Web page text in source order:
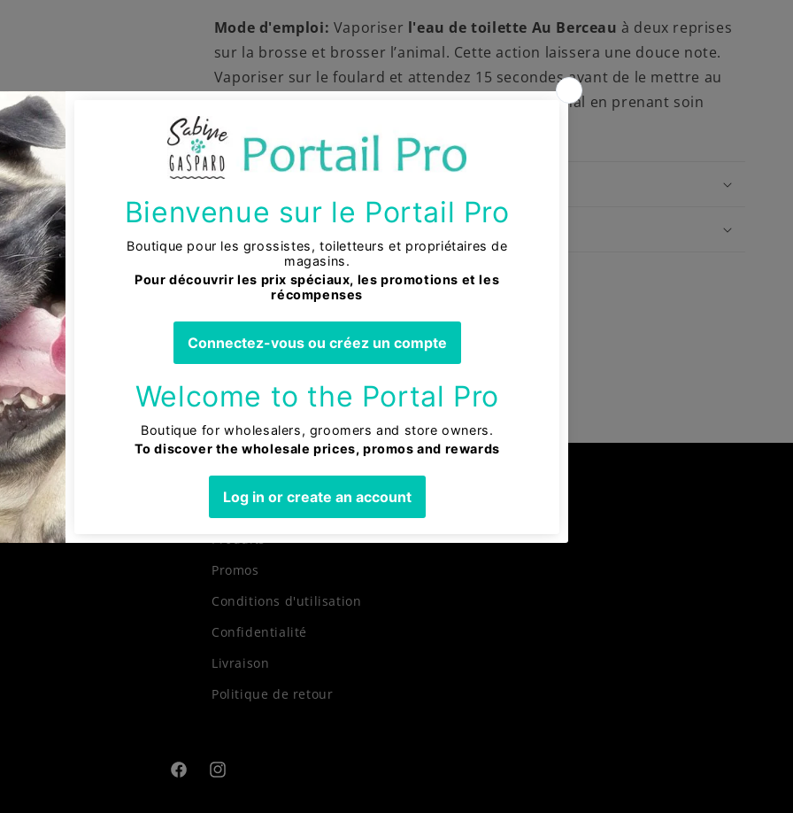
Mode d'emploi: Vaporiser l'eau de toilette Au Berceau à deux reprises
sur la brosse et brosser l’animal. Cette action laissera une douce note.
Vaporiser sur le foulard et attendez 15 secondes avant de le mettre au
cou de l’animal. Vaporiser délicatement sur l’animal en prenant soin
d’éviter la zone des yeux et du nez.
Ingrédients
Share
Accueil
Produits
Promos
Conditions d'utilisation
Confidentialité
Livraison
Politique de retour
FacebookInstagram